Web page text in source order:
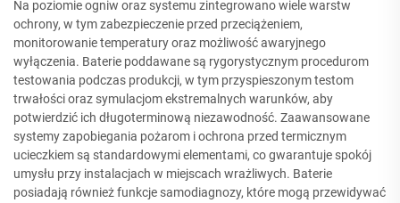
Na poziomie ogniw oraz systemu zintegrowano wiele warstw
ochrony, w tym zabezpieczenie przed przeciążeniem,
monitorowanie temperatury oraz możliwość awaryjnego
wyłączenia. Baterie poddawane są rygorystycznym procedurom
testowania podczas produkcji, w tym przyspieszonym testom
trwałości oraz symulacjom ekstremalnych warunków, aby
potwierdzić ich długoterminową niezawodność. Zaawansowane
systemy zapobiegania pożarom i ochrona przed termicznym
ucieczkiem są standardowymi elementami, co gwarantuje spokój
umysłu przy instalacjach w miejscach wrażliwych. Baterie
posiadają również funkcje samodiagnozy, które mogą przewidywać